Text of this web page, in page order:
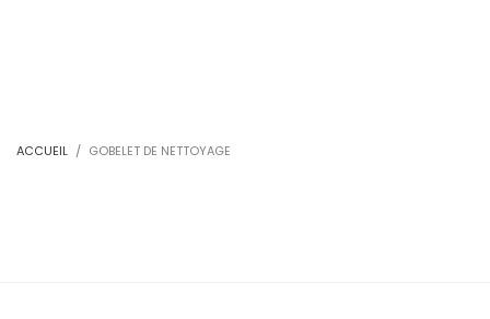
ACCUEIL GOBELET DE NETTOYAGE